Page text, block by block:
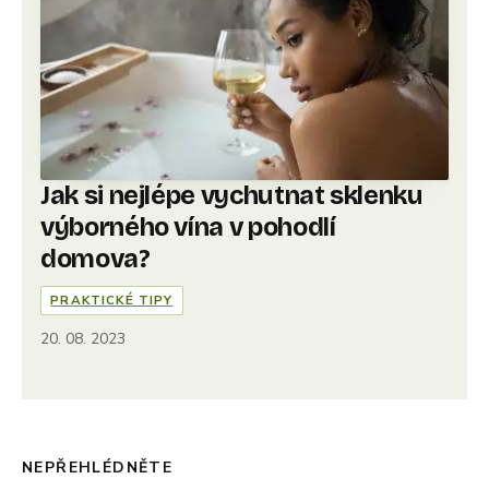
Jak si nejlépe vychutnat sklenku
výborného vína v pohodlí
domova?
PRAKTICKÉ TIPY
20. 08. 2023
NEPŘEHLÉDNĚTE